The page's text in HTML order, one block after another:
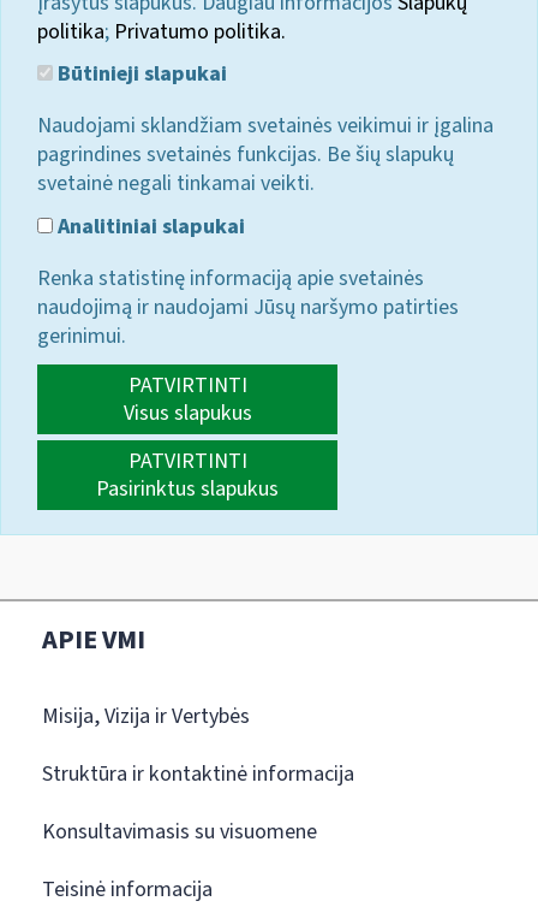
politika; Privatumo politika.
Būtinieji slapukai
Naudojami sklandžiam svetainės veikimui ir įgalina
pagrindines svetainės funkcijas. Be šių slapukų
svetainė negali tinkamai veikti.
Analitiniai slapukai
Renka statistinę informaciją apie svetainės
naudojimą ir naudojami Jūsų naršymo patirties
gerinimui.
PATVIRTINTI
Visus slapukus
PATVIRTINTI
Pasirinktus slapukus
APIE VMI
Misija, Vizija ir Vertybės
Struktūra ir kontaktinė informacija
Konsultavimasis su visuomene
Teisinė informacija